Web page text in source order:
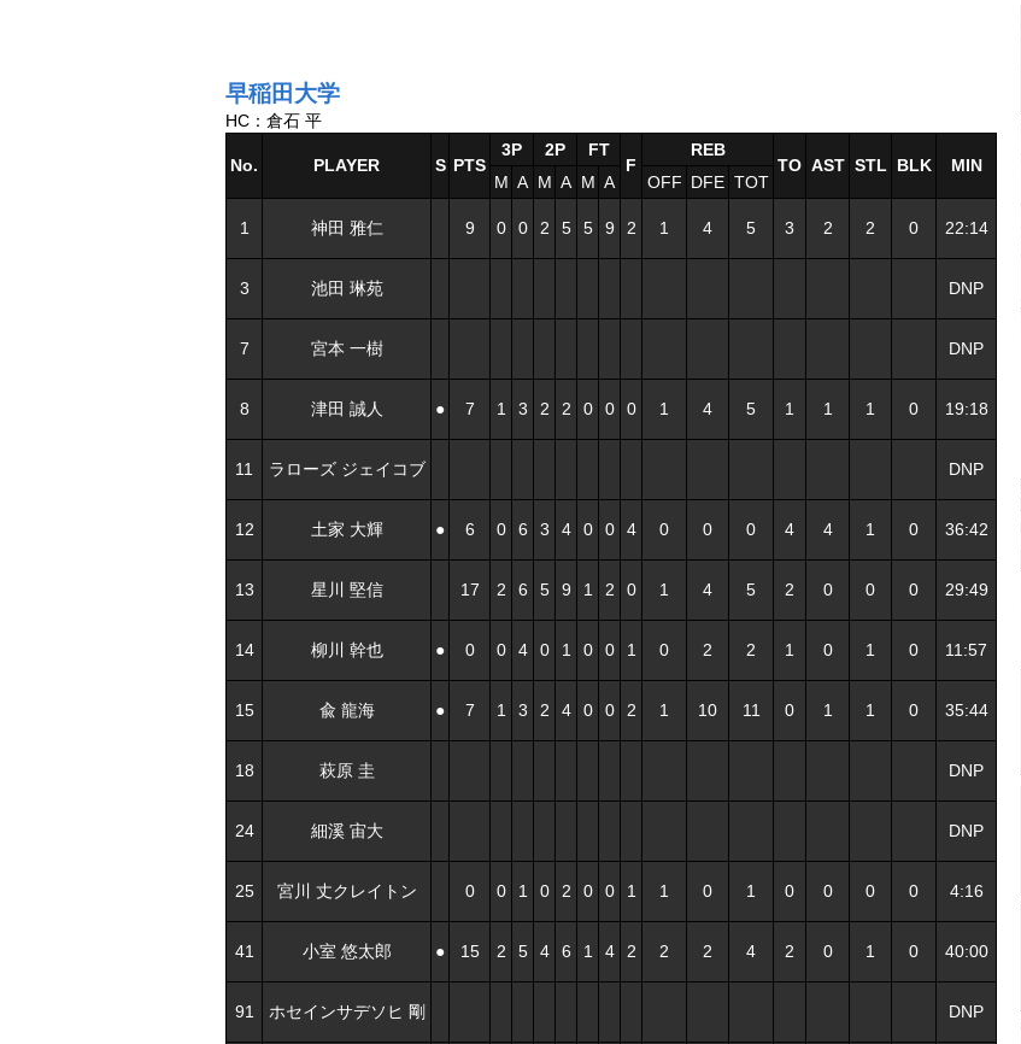
早稲田大学
HC：倉石 平
No. PLAYER S PTS
3P 2P
FT
F
REB
TO AST STL BLK
MIN
M A M A M A OFF DFE TOT
1 神田 雅仁 9 0 0 2 5 5 9 2 1 4 5 3 2 2 0 22:14
3 池田 琳苑 DNP
7 宮本 一樹 DNP
8 津田 誠人 ● 7 1 3 2 2 0 0 0 1 4 5 1 1 1 0 19:18
11 ラローズ ジェイコブ DNP
12 土家 大輝 ● 6 0 6 3 4 0 0 4 0 0 0 4 4 1 0 36:42
13 星川 堅信 17 2 6 5 9 1 2 0 1 4 5 2 0 0 0 29:49
14 柳川 幹也 ● 0 0 4 0 1 0 0 1 0 2 2 1 0 1 0 11:57
15 兪 龍海 ● 7 1 3 2 4 0 0 2 1 10 11 0 1 1 0 35:44
18 萩原 圭 DNP
24 細溪 宙大 DNP
25 宮川 丈クレイトン 0 0 1 0 2 0 0 1 1 0 1 0 0 0 0 4:16
41 小室 悠太郎 ● 15 2 5 4 6 1 4 2 2 2 4 2 0 1 0 40:00
91 ホセインサデソヒ 剛 DNP